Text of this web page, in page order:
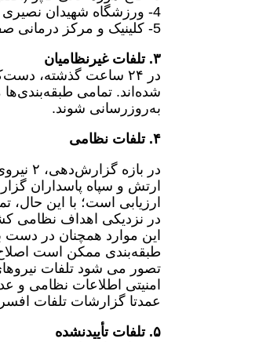
4- ورزشگاه شهیدان نصیری (تهران)
5- کلینیک و مرکز درمانی صفائیان (تهران)
۳. تلفات غیرنظامیان
شده‌اند. تمامی
به‌روزرسانی شوند.
۴. تلفات نظامی
در
ارتش و سپاه پاسداران
ارزیابی است؛ با این
در نزدیکی اهداف نظامی
این موارد همچنان در
طبقه‌بندی ممکن است
تصور می شود تلفات
امنیتی اطلاعات نظامی
عمدتا گزارشات تلفات
۵. تلفات تأییدنشده